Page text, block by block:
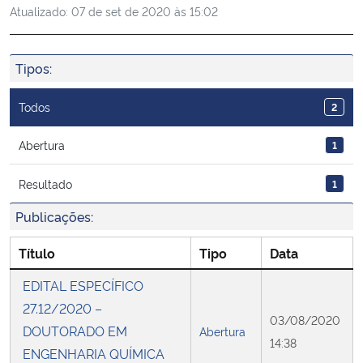
Ministério da Cidadania
Ministério da Saúde
Ministério da Ciência, Tecnologia, Inovações e Comunicações
Ministério do Meio Ambiente
Ministério do Turismo
Ministério do Desenvolvimento Regional
Controladoria-Geral da União
Ministério da Mulher, da Família e dos Direitos Humanos
Atualizado: 07 de set de 2020 às 15:02
Tipos:
Todos 2
Abertura 1
Resultado 1
Publicações:
Título Tipo
Data
EDITAL ESPECÍFICO
27.12/2020 –
DOUTORADO EM
ENGENHARIA QUÍMICA
Abertura
03/08/2020
14:38